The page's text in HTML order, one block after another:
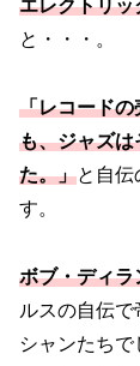
エレクトリッ
と・・・。
「レコードの
も、ジャズは
た。」と自伝
す。
ボブ・ディラ
ルスの自伝
シャンたちで